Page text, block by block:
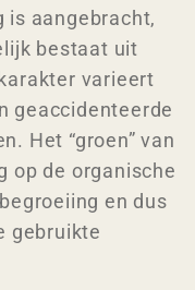
is aangebracht,
bestaat uit
varieert
geaccidenteerde
Het “groen” van
op de organische
en dus
gebruikte